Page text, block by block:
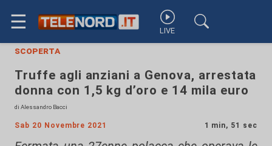
☰ LIVE
scoperta
Truffe agli anziani a Genova, arrestata
donna con 1,5 kg d’oro e 14 mila euro
di Alessandro Bacci
Sab 20 Novembre 2021 1 min, 51 sec